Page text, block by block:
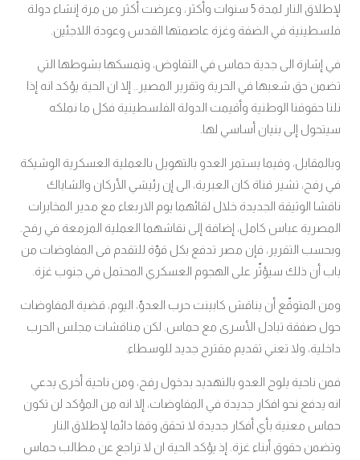
لإطلاق النار لمدة 5 سنوات وأكثر، وعرضت أكثر من مرة إنشاء دولة
فلسطينية في الضفة وغزة عاصمتها القدس وعودة اللاجئين.
في إشارة الى جدية حماس في التفاوض، وتمسكها بشوطها التي
تضمن حق شعبها في الحرية وتقرير المصير.. إلا ان الحية يؤكد انه إذا
نلنا حقوقنا الوطنية وأقيمت الدولة الفلسطينية فكل ما نملكه
سيتحول إلى بنيان أساسي لها.
وبالمقابل، وفيما يستمر العدو بالتهويل بالعملية العسكرية الوشيكة
في رفح، تشير قناة كان العبرية، الى إن رئيسَي الأركان والشاباك
ناقشا الوثيقة الجديدة خلال لقائهما يوم الاربعاء مع مدير المخابرات
المصرية عباس كامل، إضافة إلى نقاشهما العملية المزمعة في رفح.
وبحسب التقرير، فإن مصر تدفع بكل قوّة للتقدم فى المفاوضات من
باب أن ذلك سيؤثّر على الهجوم العسكري المحتمل في جنوب غزة.
ومن المتوقّع أن يناقش كابينت حرب العدوّ، اليوم، قضية المفاوضات
حول صفقة تبادل الأسرى مع حماس. لكن مناقشات مجلس الحرب
داخلية، ولا تعني تقديم مقترح جديد للوسطاء
فمن ناحية يلوح العدو بالتهديد بدخول رفح، ومن ناحية أخرى يدعي
انه يدفع نحو افكار جديدة في المفاوضات، إلا انه من المؤكد لن تكون
حماس معنية بأي أفكار جديدة لا تحقق وقفا دائما لإطلاق النار
وتضمن حقوق أبناء غزة. إذ يؤكد الحية ان لا تراجع عن مطالب حماس